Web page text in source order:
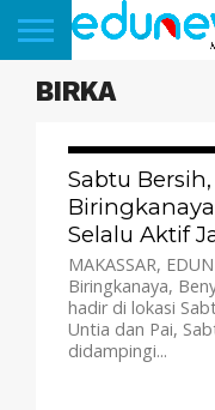
BIRKA
Sabtu
Selalu Aktif
MAKASSAR,
Biringkanaya,
hadir di lokasi
Untia dan Pai,
didampingi...